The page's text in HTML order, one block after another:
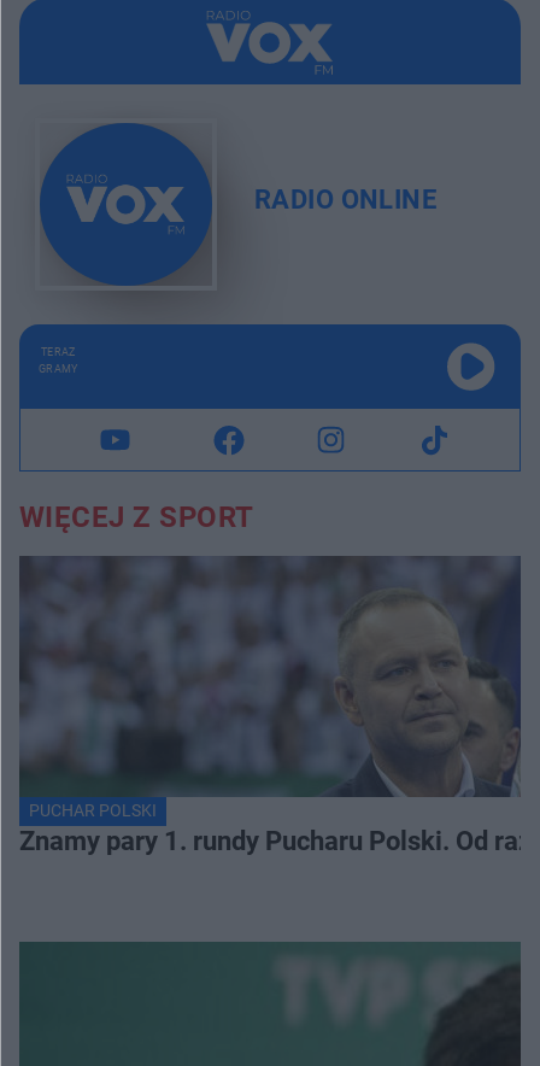
RADIO ONLINE
TERAZ
GRAMY
WIĘCEJ Z SPORT
PUCHAR POLSKI
Znamy pary 1. rundy Pucharu Polski. Od